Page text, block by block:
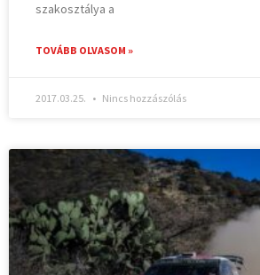
szakosztálya a
TOVÁBB OLVASOM »
2017.03.25. Nincs hozzászólás